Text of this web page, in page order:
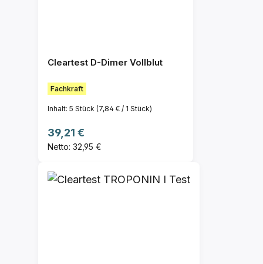
Cleartest D-Dimer Vollblut
Fachkraft
Inhalt: 5 Stück (7,84 € / 1 Stück)
Regulärer Preis:
39,21 €
Netto: 32,95 €